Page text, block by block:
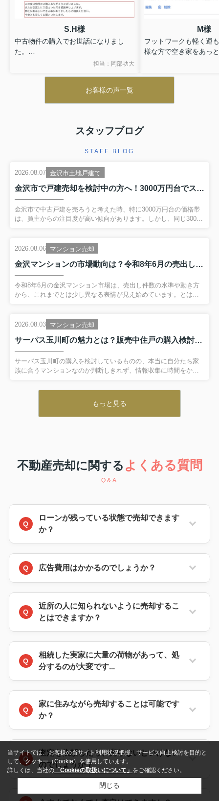
S.H様
中古物件の購入でお世話になりまし
た。
気さくで丁寧な応対で分からない事も
担当：岡部功大
M様
フットワークも軽く運
様な方で空き家をあっ
お客様の声一覧
スタッフブログ
STAFF BLOG
2026.08.07 金沢市土地戸建て
金沢市で戸建売却を検討中の方へ！3000万円台でスムーズに売るためのポイント解説
金沢市で中古戸建を売ろうと考えた時、特に3000万円台の価格帯
は、買主からの注目度が高い傾向があります。しかし、同じ3000
本記事では金沢市の中古戸建市場の特徴を踏まえながら、3000万
円台で無理なく、かつできるだけ高く売るための考え方を整理し
ていきます。価格の決め方だけでなく、売り出す時期や準備のコ
ツ、手続き上の注意点まで順を追って解説しますので、これから
売却を検討する段階の人でも安心して読み進めることができま
す。まずは、なぜ金沢市では3000万円台の中古戸建が売れやすい
2026.08.06 マンション売却
金沢マンションの市場動向は？令和8年6月の売出し件数を詳しく解説
令和8年6月の金沢マンション市場は、売出し件数の水準や動き方
から、これまでとは少し異なる表情が見え始めています。とはい
は、令和8年6月の金沢市における中古マンション売出し件数の動
向を、直近の数か月や前年同月との比較を交えながら、できるだ
け分かりやすく整理していきます。さらに、エリア別・価格帯別
の特徴や、売り手と買い手のどちらにとって有利なのかという視
点も踏まえ、今後の売却や購入を検討する際の考え方まで丁寧に
解説します。金沢でマンションの売却や住み替え、購入を検討し
2026.08.03 マンション売却
サーパス玉川町の魅力とは？販売中住戸の購入検討ポイントを解説
サーパス玉川町の購入を検討しているものの、本当に自分たち家
族に合うマンションなのか判断しきれず、情報収集に時間をかけ
ら、販売中住戸を選ぶ際のチェックポイント、周辺利便性の確認
解説します。さらに、購入手続きを安心して進めるための流れや
注意点も押さえることで、迷いや不安を減らしながら、納得感の
もっと見る
不動産売却に関する よくある質問
Q&A
ローンが残っている状態で売却できます
か？
広告費用はかかるのでしょうか？
近所の人に知られないように売却するこ
とはできますか？
相続した実家に大量の荷物があって、処
分するのが大変です...
家に住みながら売却することは可能です
か？
査定を依頼したら、売らないといけない
のでしょうか？
当サイトでは、お客様の当サイト利用状況把握、サービス向上検討を目的と
して、クッキー（Cookie）を使用しています。
詳しくは、当社の 「Cookieの取扱いについて」 をご確認ください。
閉じる